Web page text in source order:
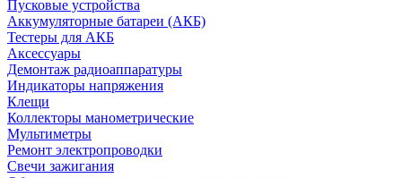
Пусковые устройства
Аккумуляторные батареи (АКБ)
Тестеры для АКБ
Аксессуары
Демонтаж радиоаппаратуры
Индикаторы напряжения
Клещи
Коллекторы манометрические
Мультиметры
Ремонт электропроводки
Свечи зажигания